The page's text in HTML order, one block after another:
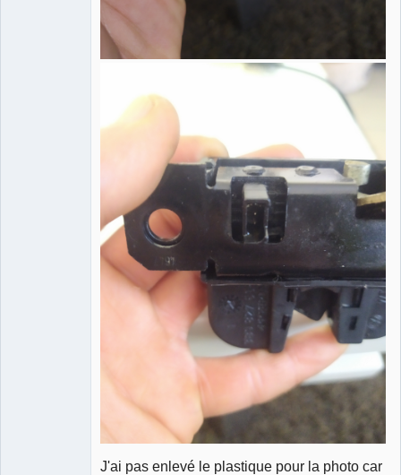
J'ai pas enlevé le plastique pour la photo car